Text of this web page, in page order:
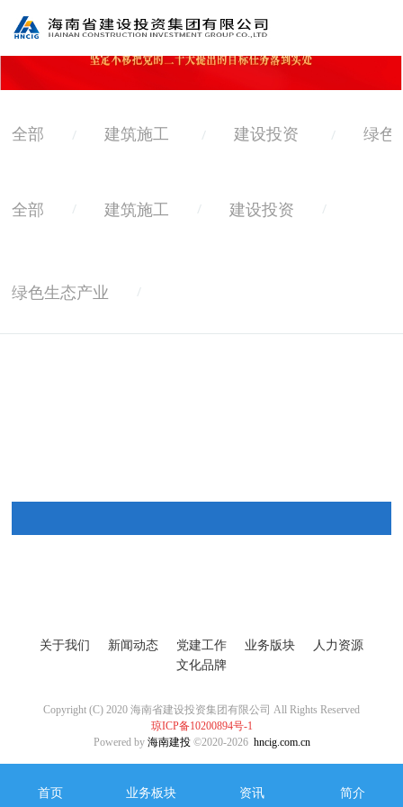
全部 / 建筑施工 / 建设投资 / 绿色
全部 / 建筑施工 / 建设投资 /
绿色生态产业 /
关于我们 新闻动态 党建工作 业务版块
人力资源
文化品牌
Copyright (C) 2020 海南省建设投资集团有限公司 All Rights Reserved
琼ICP备10200894号-1
Powered by 海南建投 ©2020-2026 hncig.com.cn
首页 业务板块 资讯 简介